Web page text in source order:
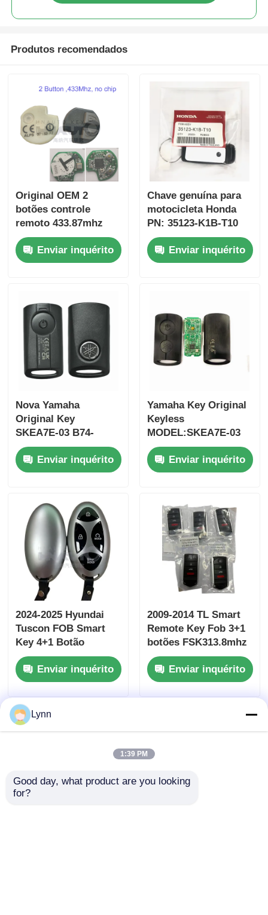
Produtos recomendados
Original OEM 2
botões controle
remoto 433.87mhz
FSK para Su-zuki
Jim-ny 2005-2017
Sem chip 37182-A7
50pcs
Enviar inquérito
Chave genuína para
motocicleta Honda
PN: 35123-K1B-T10
chave remota de três
botões
FSK433.92MHz chip
Enviar inquérito
Nova Yamaha
Original Key
SKEA7E-03 B74-
H6261-02 662F-
SKEA7D03
Enviar inquérito
Yamaha Key Original
Keyless
MODEL:SKEA7E-03
Para Yamaha Smart
Remote Key B74-
H6261-02/662F-
Enviar inquérito
2024-2025 Hyundai
Tuscon FOB Smart
Key 4+1 Botão
433MHz ID4A 95440-
N9500 Chave remota
de proximidade
Enviar inquérito
2009-2014 TL Smart
Remote Key Fob 3+1
botões FSK313.8mhz
/ PCF7945A / HITAG 2
/ 46 CHIP / FCC ID:
M3N5WY8145 /
HON66
Enviar inquérito
Casa
Mapa do Site
Política de privacidade
QualidadeAuto chavesFábrica da china.Copyright
Lynn
1:39 PM
Good day, what product are you looking
for?